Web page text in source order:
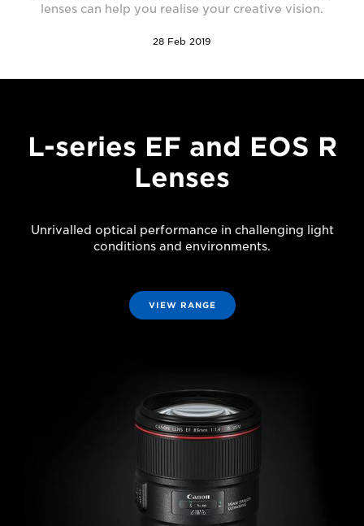
lenses can help you realise your creative vision.
28 Feb 2019
L-series EF and EOS R
Lenses
Unrivalled optical performance in challenging light
conditions and environments.
VIEW RANGE